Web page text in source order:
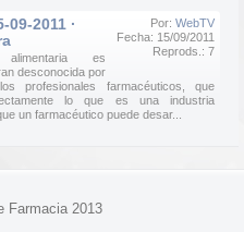
Por: WebTV
Fecha: 15/09/2011
Reprods.: 7
2011 ·
es
desconocida por
profesionales farmacéuticos, que
lo que es una industria
un farmacéutico puede desar...
Farmacia 2013